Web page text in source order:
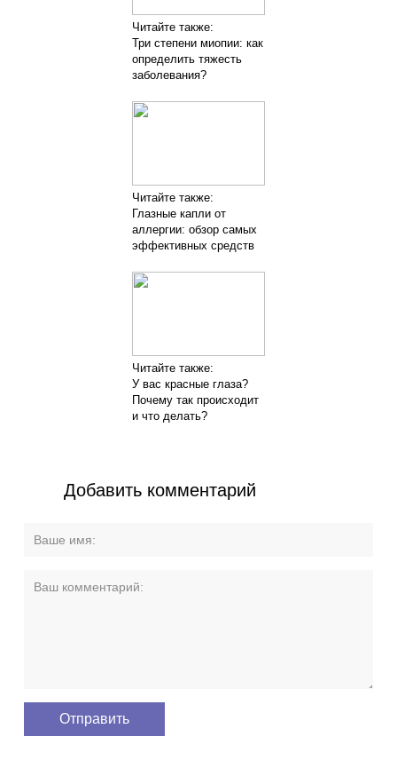
Читайте также:
Три степени миопии: как
определить тяжесть
заболевания?
Читайте также:
Глазные капли от
аллергии: обзор самых
эффективных средств
Читайте также:
У вас красные глаза?
Почему так происходит
и что делать?
Добавить комментарий